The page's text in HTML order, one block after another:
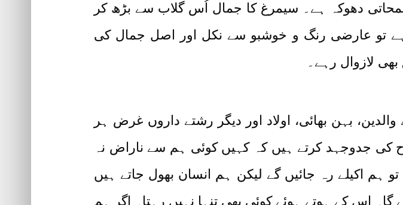
دھوکہ ہے۔ سیمرغ کا جمال اُس گلاب سے بڑھ کر
تو عارضی رنگ و خوشبو سے نکل اور اصل جمال کی
لازوال رہے۔
بہن بھائی، اولاد اور دیگر رشتے داروں غرض ہر
کی جدوجہد کرتے ہیں کہ کہیں کوئی ہم سے ناراض نہ
ہم اکیلے رہ جائیں گے لیکن ہم انسان بھول جاتے ہیں
اس کے ہوتے ہوئے کوئی بھی تنہا نہیں رہتا۔ اگر ہم